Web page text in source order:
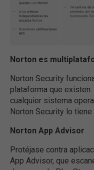
Norton es
Norton Security
plataforma que
cualquier sistema
Norton Security lo
Norton App Advisor
Protéjase contra
App Advisor, que